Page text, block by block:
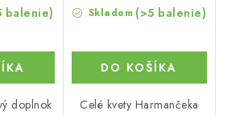
balenie)
doplnok
Skladom (>5 balenie)
DO KOŠÍKA
Celé kvety Harmančeka